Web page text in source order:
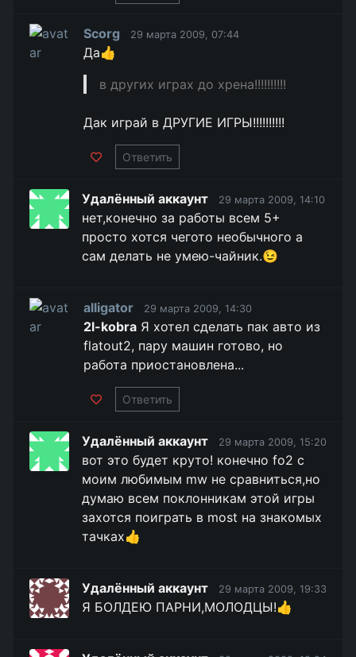
Scorg 29 марта 2009, 07:44
Да👍
в других играх до хрена!!!!!!!!!!
Дак играй в ДРУГИЕ ИГРЫ!!!!!!!!!!
Ответить
Удалённый аккаунт 29 марта 2009, 14:10
нет,конечно за работы всем 5+
просто хотся чегото необычного а
сам делать не умею-чайник.😉
alligator 29 марта 2009, 14:30
2l-kobra Я хотел сделать пак авто из
flatout2, пару машин готово, но
работа приостановлена...
Ответить
Удалённый аккаунт 29 марта 2009, 15:20
вот это будет круто! конечно fo2 с
моим любимым mw не сравниться,но
думаю всем поклонникам этой игры
захотся поиграть в most на знакомых
тачках👍
Удалённый аккаунт 29 марта 2009, 19:33
Я БОЛДЕЮ ПАРНИ,МОЛОДЦЫ!👍